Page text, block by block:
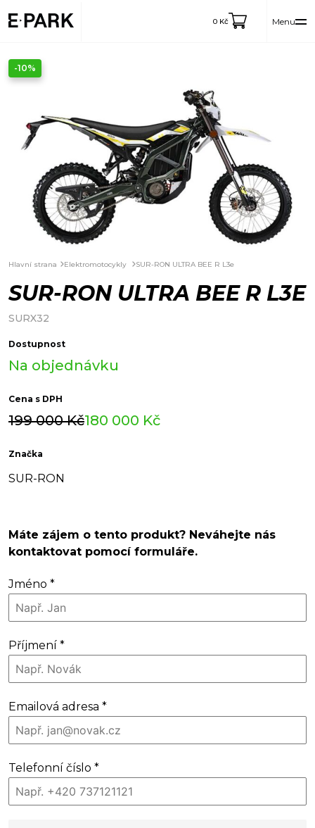
0 Kč Menu
-10%
Hlavní strana Elektromotocykly SUR-RON ULTRA BEE R L3e
SUR-RON ULTRA BEE R L3E
SURX32
Dostupnost
Na objednávku
Cena s DPH
199 000Kč
Původní
byla:
199
180 000 Kč
Aktuální
je:
180
Značka
SUR-RON
Máte zájem o tento produkt? Neváhejte nás
kontaktovat pomocí formuláře.
Jméno *
Příjmení *
Emailová adresa *
Telefonní číslo *